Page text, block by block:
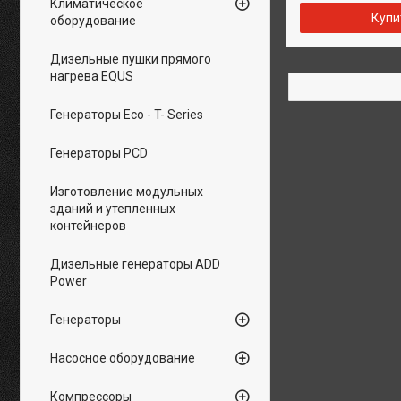
Климатическое
оборудование
Дизельные пушки прямого
нагрева EQUS
Генераторы Eco - T- Series
Генераторы PCD
Изготовление модульных
зданий и утепленных
контейнеров
Дизельные генераторы ADD
Power
Генераторы
Насосное оборудование
Компрессоры